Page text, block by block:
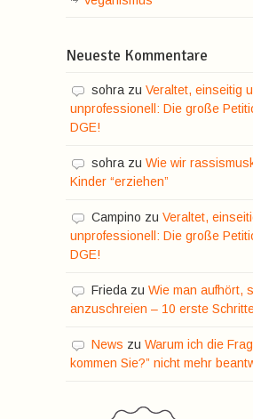
Neueste Kommentare
sohra zu Veraltet, einseitig
unprofessionell: Die große
DGE!
sohra zu Wie wir
Kinder “erziehen”
Campino zu Veraltet,
unprofessionell: Die große
DGE!
Frieda zu Wie man aufhört,
anzuschreien – 10 erste
News zu Warum ich die
kommen Sie?” nicht mehr